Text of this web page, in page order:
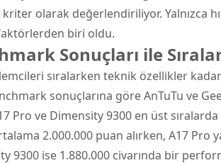
olarak değerlendiriliyor. Yalnızca
biri oldu.
Sonuçları ile
sıralarken teknik özellikler
sonuçlarına göre AnTuTu ve
Pro ve Dimensity 9300 en üst
2.000.000 puan alırken, A17 Pro
9300 ise 1.880.000 civarında bir